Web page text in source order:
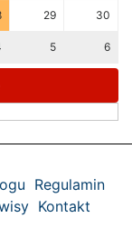
29 30
5 6
Regulamin
Kontakt